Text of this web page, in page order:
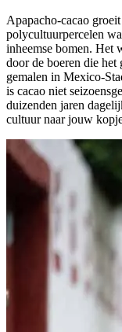
Apapacho-cacao
polycultuurpercelen
inheemse bomen. Het
door de boeren die het
gemalen in Mexico-
is cacao niet
duizenden jaren
cultuur naar jouw